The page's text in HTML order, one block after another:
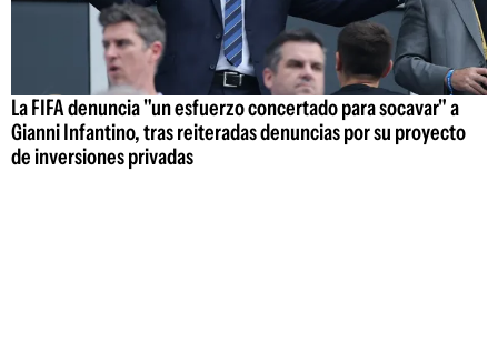
La FIFA denuncia "un esfuerzo concertado para socavar" a
Gianni Infantino, tras reiteradas denuncias por su proyecto
de inversiones privadas